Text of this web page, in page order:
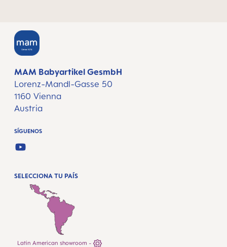
MAM Babyartikel GesmbH
Lorenz-Mandl-Gasse 50
1160 Vienna
Austria
SÍGUENOS
YOUTUBE
SELECCIONA TU PAÍS
Latin American showroom -